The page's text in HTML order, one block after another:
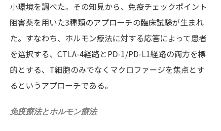
小環境を調べた。その知見から、免疫チェックポイント
阻害薬を用いた3種類のアプローチの臨床試験が生まれ
た。すなわち、ホルモン療法に対する応答によって患者
を選択する、CTLA-4経路とPD-1/PD-L1経路の両方を標
的とする、T細胞のみでなくマクロファージを焦点とす
るというアプローチである。
免疫療法とホルモン療法